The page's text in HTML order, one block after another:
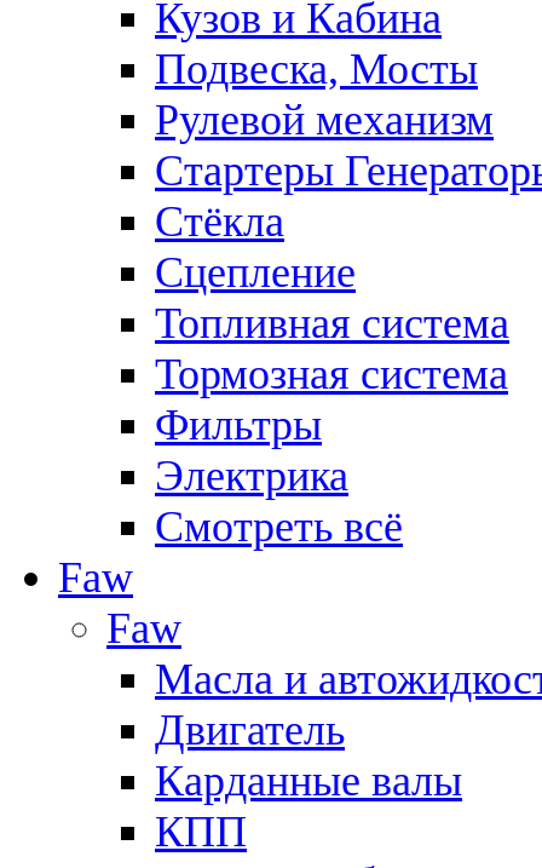
Кузов и Кабина
Подвеска, Мосты
Рулевой механизм
Стартеры
Стёкла
Сцепление
Топливная система
Тормозная система
Фильтры
Электрика
Смотреть всё
Faw
Faw
Масла и
Двигатель
Карданные валы
КПП